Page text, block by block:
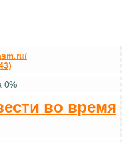
0%
во время